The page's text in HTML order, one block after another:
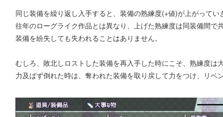
同じ装備を繰り返し入手すると、装備の熟練度(+値)が上がってい
往年のローグライク作品とは異なり、上げた熟練度は同装備間で
装備を紛失しても失われることはありません。
むしろ、敗北しロストした装備を再入手した時にこそ、熟練度は
力及ばず倒れた時は、奪われた装備を取り戻して力をつけ、リベ